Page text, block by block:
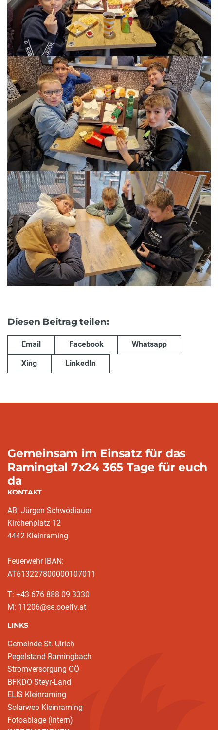
Diesen Beitrag teilen:
Email Facebook Whatsapp
Xing LinkedIn
Gemeinsam im Einsatz für das
Ramingtal 7x24 365 Tage für euch
da
KONTAKT
ABI Jürgen Schwödiauer
Kirchenplatz 12
4442 Kleinraming
Feuerwehr IBAN:
AT613227800000107011
T: +43 676 888 09 3330
M: 11206@se.ooelfv.at
LINKS
Gemeinde St. Ulrich
Pegelstand Ramingbach
Stromversorgung OÖ
BFKDO Steyr-Land
ELIS Kleinraming
Solarweb Kleinraming
Fotoablage (intern)